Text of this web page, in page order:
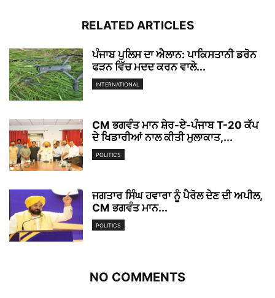
RELATED ARTICLES
ਪੰਜਾਬ ਪੁਲਿਸ ਦਾ ਐਲਾਨ: ਪਾਕਿਸਤਾਨੀ ਡਰੋਨ
ਫੜਨ ਵਿੱਚ ਮਦਦ ਕਰਨ ਵਾਲੇ...
INTERNATIONAL
CM ਭਗਵੰਤ ਮਾਨ ਸ਼ੇਰ-ਏ-ਪੰਜਾਬ T-20 ਕੱਪ
ਦੇ ਖਿਡਾਰੀਆਂ ਨਾਲ ਕੀਤੀ ਮੁਲਾਕਾਤ,...
POLITICS
ਜਗਤਾਰ ਸਿੰਘ ਹਵਾਰਾ ਨੂੰ ਪੈਰੋਲ ਦੇਣ ਦੀ ਅਪੀਲ,
CM ਭਗਵੰਤ ਮਾਨ...
POLITICS
NO COMMENTS